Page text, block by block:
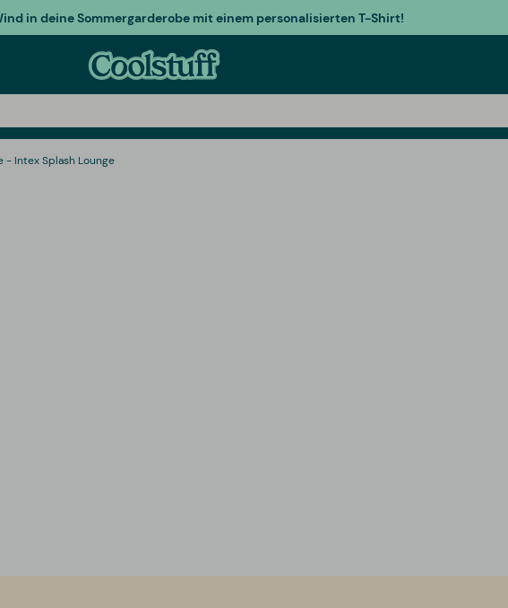
in deine Sommergarderobe mit einem personalisierten T-Shirt!
- Intex Splash Lounge